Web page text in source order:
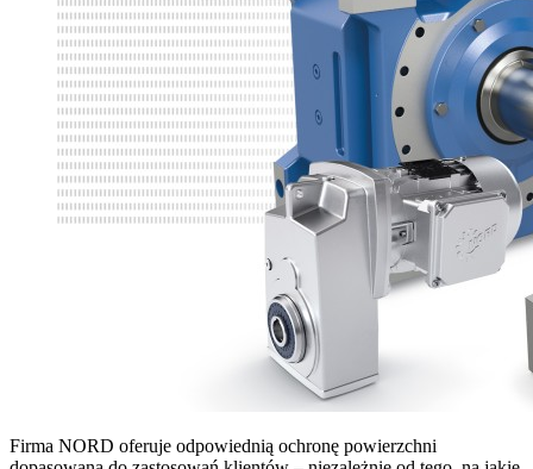
Firma NORD oferuje odpowiednią ochronę powierzchni